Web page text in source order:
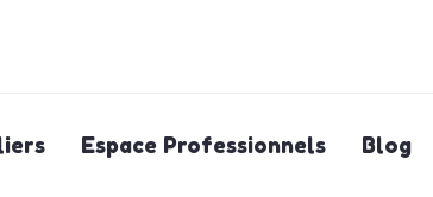
Espace Professionnels Blog